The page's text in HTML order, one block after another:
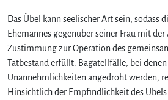
l
e
n
Ü
Das Übel kann seelischer Art sein, sodass
Ehemannes gegenüber seiner Frau mit
Zustimmung zur Operation des
Tatbestand erfüllt. Bagatellfälle, bei
Unannehmlichkeiten angedroht werden,
Hinsichtlich der Empfindlichkeit des Übels